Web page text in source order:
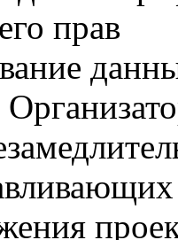
прав